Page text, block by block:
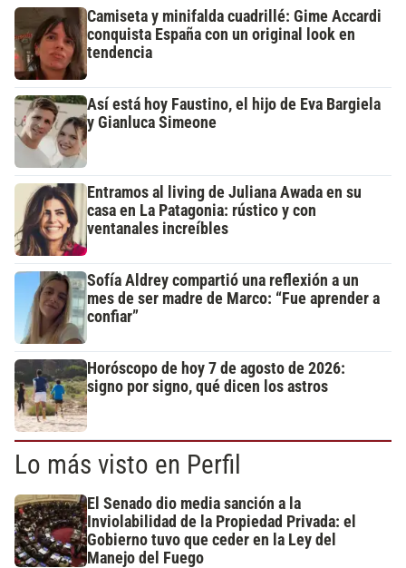
Camiseta y minifalda cuadrillé: Gime Accardi
conquista España con un original look en
tendencia
Así está hoy Faustino, el hijo de Eva Bargiela
y Gianluca Simeone
Entramos al living de Juliana Awada en su
casa en La Patagonia: rústico y con
ventanales increíbles
Sofía Aldrey compartió una reflexión a un
mes de ser madre de Marco: “Fue aprender a
confiar”
Horóscopo de hoy 7 de agosto de 2026:
signo por signo, qué dicen los astros
Lo más visto en Perfil
El Senado dio media sanción a la
Inviolabilidad de la Propiedad Privada: el
Gobierno tuvo que ceder en la Ley del
Manejo del Fuego